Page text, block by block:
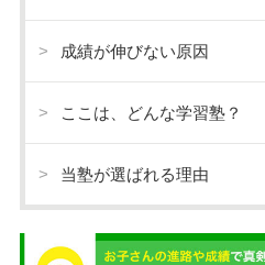
成績が伸びない原因
ここは、どんな学習塾？
当塾が選ばれる理由